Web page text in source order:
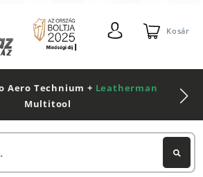
Kosár
Aero Technium + Leatherman
Multitool